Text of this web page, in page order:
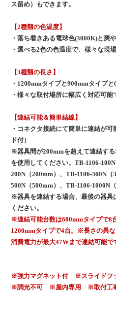
ス留め）もできます。
【2種類の色温度】
・落ち着きある電球色(3000K)と爽
・選べる2色の色温度で、様々な現
【3種類の長さ】
・1200mmタイプと900mmタイプと
・様々な取付場所に幅広く対応可能
【連結可能＆簡単結線】
・コネクタ接続にて簡単に連結が
ド付）
※器具間が200mmを超えて連結す
を使用してください。TB-1106-
200N（200mm）、TB-1106-300N（
500N（500mm）、TB-1106-1000N（
※器具を連結する場合、最後の器具
ください。
※連結可能台数は600mmタイプで8
1200mmタイプで4台。※長さの異
消費電力が最大47Wまで連結可能で
※強力マグネット付 ※スライド
※調光不可 ※屋内専用 ※取付工